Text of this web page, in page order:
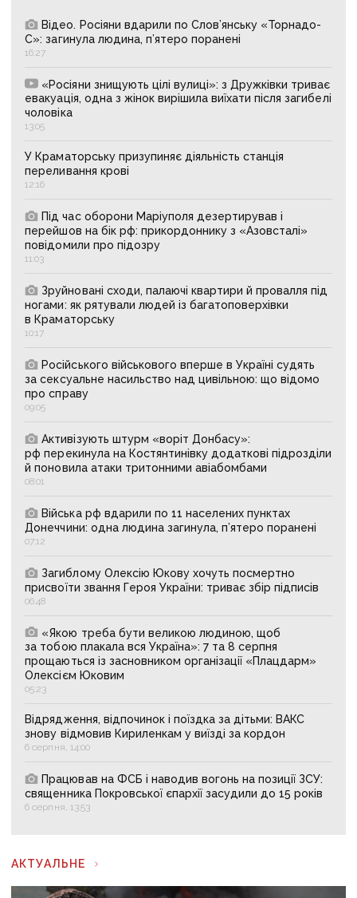
Відео. Росіяни вдарили по Слов’янську «Торнадо-
С»: загинула людина, п’ятеро поранені
16:27
«Росіяни знищують цілі вулиці»: з Дружківки триває
евакуація, одна з жінок вирішила виїхати після загибелі
чоловіка
13:05
У Краматорську призупиняє діяльність станція
переливання крові
12:16
Під час оборони Маріуполя дезертирував і
перейшов на бік рф: прикордоннику з «Азовсталі»
повідомили про підозру
11:03
Зруйновані сходи, палаючі квартири й провалля під
ногами: як рятували людей із багатоповерхівки
в Краматорську
10:17
Російського військового вперше в Україні судять
за сексуальне насильство над цивільною: що відомо
про справу
09:05
Активізують штурм «воріт Донбасу»:
рф перекинула на Костянтинівку додаткові підрозділи
й поновила атаки тритонними авіабомбами
08:01
Війська рф вдарили по 11 населених пунктах
Донеччини: одна людина загинула, п’ятеро поранені
07:12
Загиблому Олексію Юкову хочуть посмертно
присвоїти звання Героя України: триває збір підписів
06:48
«Якою треба бути великою людиною, щоб
за тобою плакала вся Україна»: 7 та 8 серпня
прощаються із засновником організації «Плацдарм»
Олексієм Юковим
05:23
Відрядження, відпочинок і поїздка за дітьми: ВАКС
знову відмовив Кириленкам у виїзді за кордон
6 серпня, 14:00
Працював на ФСБ і наводив вогонь на позиції ЗСУ:
священника Покровської єпархії засудили до 15 років
6 серпня, 13:53
АКТУАЛЬНЕ